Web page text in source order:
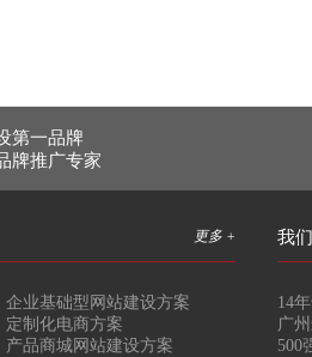
第一品牌
牌推广专家
更多 +
企业基础型网站建设方案
定制化电商方案
产品商城网站建设方案
我
14
广
500